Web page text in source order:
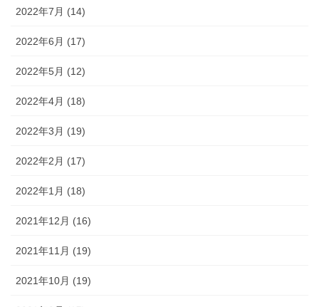
2022年7月 (14)
2022年6月 (17)
2022年5月 (12)
2022年4月 (18)
2022年3月 (19)
2022年2月 (17)
2022年1月 (18)
2021年12月 (16)
2021年11月 (19)
2021年10月 (19)